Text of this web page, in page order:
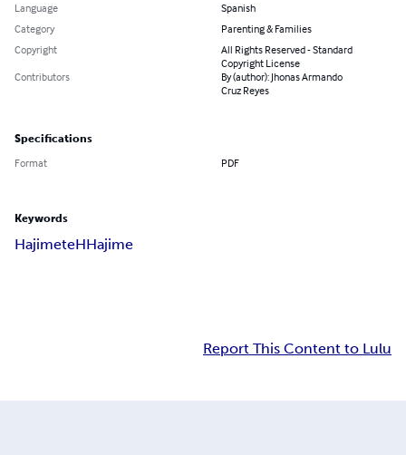
Language
Spanish
Category
Parenting & Families
Copyright
All Rights Reserved - Standard
Copyright License
Contributors
By (author): Jhonas Armando
Cruz Reyes
Specifications
Format PDF
Keywords
HajimeteHHajime
Report This Content to Lulu